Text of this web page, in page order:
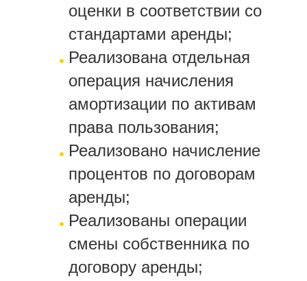
оценки в соответствии со
стандартами аренды;
Реализована отдельная
операция начисления
амортизации по активам
права пользования;
Реализовано начисление
процентов по договорам
аренды;
Реализованы операции
смены собственника по
договору аренды;